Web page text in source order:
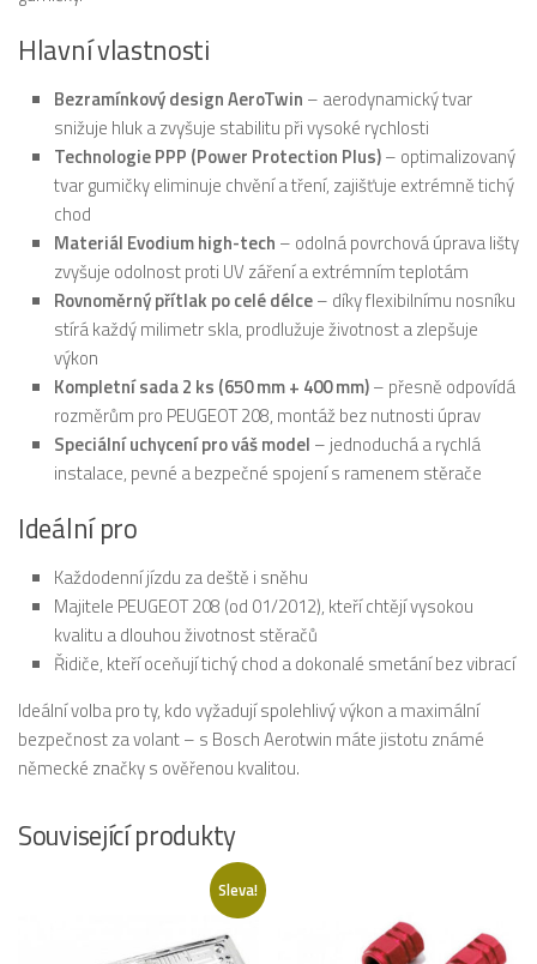
Hlavní vlastnosti
Bezramínkový design AeroTwin – aerodynamický tvar
snižuje hluk a zvyšuje stabilitu při vysoké rychlosti
Technologie PPP (Power Protection Plus)– optimalizovaný
tvar gumičky eliminuje chvění a tření, zajišťuje extrémně tichý
chod
Materiál Evodium high-tech – odolná povrchová úprava lišty
zvyšuje odolnost proti UV záření a extrémním teplotám
Rovnoměrný přítlak po celé délce– díky flexibilnímu nosníku
stírá každý milimetr skla, prodlužuje životnost a zlepšuje
výkon
Kompletní sada 2 ks (650 mm + 400 mm)– přesně odpovídá
rozměrům pro PEUGEOT 208, montáž bez nutnosti úprav
Speciální uchycení pro váš model – jednoduchá a rychlá
instalace, pevné a bezpečné spojení s ramenem stěrače
Ideální pro
Každodenní jízdu za deště i sněhu
Majitele PEUGEOT 208 (od 01/2012), kteří chtějí vysokou
kvalitu a dlouhou životnost stěračů
Řidiče, kteří oceňují tichý chod a dokonalé smetání bez vibrací
Ideální volba pro ty, kdo vyžadují spolehlivý výkon a maximální
bezpečnost za volant – s Bosch Aerotwin máte jistotu známé
německé značky s ověřenou kvalitou.
Související produkty
Sleva!